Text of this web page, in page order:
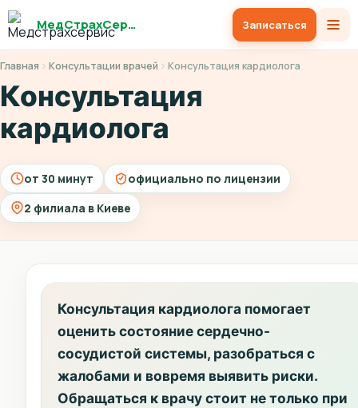
МедСтрахСервис Записаться
Главная Консультации врачей Консультация кардиолога
Консультация
кардиолога
от 30 минут
официально по лицензии
2 филиала в Киеве
Консультация кардиолога помогает
оценить состояние сердечно-
сосудистой системы, разобраться с
жалобами и вовремя выявить риски.
Обращаться к врачу стоит не только при